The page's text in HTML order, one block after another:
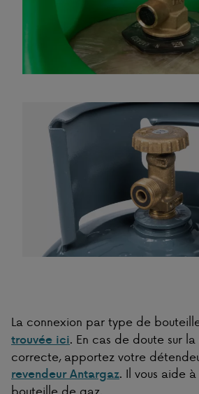
La connexion par type de
trouvée ici. En cas de doute sur
correcte, apportez votre
revendeur Antargaz. Il vous aide
bouteille de gaz.